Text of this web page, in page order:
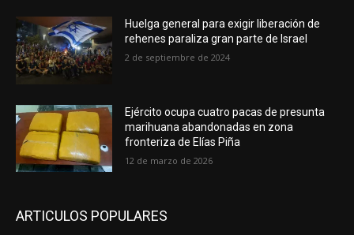
Huelga general para exigir liberación de
rehenes paraliza gran parte de Israel
2 de septiembre de 2024
Ejército ocupa cuatro pacas de presunta
marihuana abandonadas en zona
fronteriza de Elías Piña
12 de marzo de 2026
ARTICULOS POPULARES